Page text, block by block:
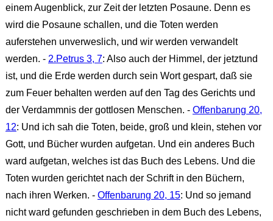
einem Augenblick, zur Zeit der letzten Posaune. Denn es
wird die Posaune schallen, und die Toten werden
auferstehen unverweslich, und wir werden verwandelt
werden. - 2.Petrus 3, 7: Also auch der Himmel, der jetztund
ist, und die Erde werden durch sein Wort gespart, daß sie
zum Feuer behalten werden auf den Tag des Gerichts und
der Verdammnis der gottlosen Menschen. - Offenbarung 20,
12: Und ich sah die Toten, beide, groß und klein, stehen vor
Gott, und Bücher wurden aufgetan. Und ein anderes Buch
ward aufgetan, welches ist das Buch des Lebens. Und die
Toten wurden gerichtet nach der Schrift in den Büchern,
nach ihren Werken. - Offenbarung 20, 15: Und so jemand
nicht ward gefunden geschrieben in dem Buch des Lebens,